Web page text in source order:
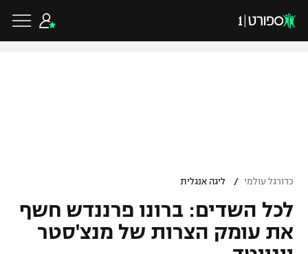
גביע הטוטו
ליגת האלופות
ליגה אירופית
כדורסל ישראלי
כדורגל עולמי / ליגה אנגלית
לכל השדים: ברונו פרננדש חשף
את עומק הצרות של מנצ'סטר